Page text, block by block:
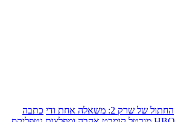
החתול של שרק 2: משאלה אחת ודי
כתבה